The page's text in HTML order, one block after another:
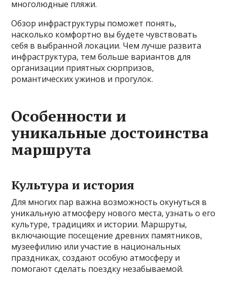
многолюдные пляжи.
Обзор инфраструктуры поможет понять,
насколько комфортно вы будете чувствовать
себя в выбранной локации. Чем лучше развита
инфраструктура, тем больше вариантов для
организации приятных сюрпризов,
романтических ужинов и прогулок.
Особенности и
уникальные достоинства
маршрута
Культура и история
Для многих пар важна возможность окунуться в
уникальную атмосферу нового места, узнать о его
культуре, традициях и истории. Маршруты,
включающие посещение древних памятников,
музеефилию или участие в национальных
праздниках, создают особую атмосферу и
помогают сделать поездку незабываемой.